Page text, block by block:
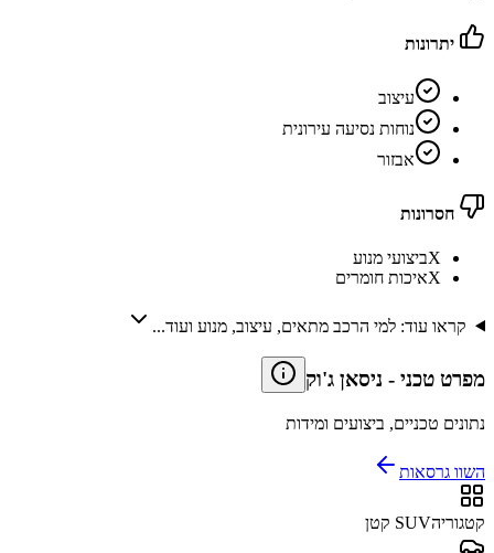
יתרונות
עיצוב
נוחות נסיעה עירונית
אבזור
חסרונות
Xביצועי מנוע
Xאיכות חומרים
קראו עוד: למי הרכב מתאים, עיצוב, מנוע ועוד...
מפרט טכני - ניסאן ג'וק
נתונים טכניים, ביצועים ומידות
השוו גרסאות
קטגוריהSUV קטן